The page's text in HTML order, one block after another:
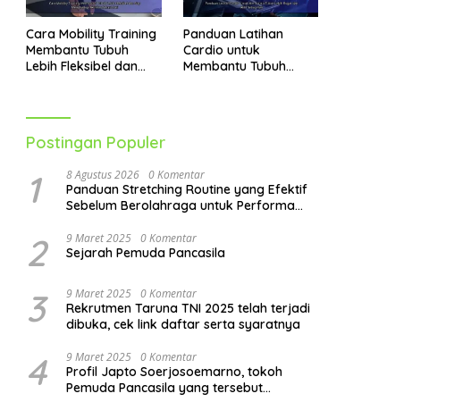
Cara Mobility Training
Membantu Tubuh
Lebih Fleksibel dan
Panduan Latihan
Cardio untuk
Membantu Tubuh
Postingan Populer
1 8 Agustus 2026 0 Komentar
Panduan Stretching Routine yang Efektif
Sebelum Berolahraga untuk Performa
2 9 Maret 2025 0 Komentar
Sejarah Pemuda Pancasila
3 9 Maret 2025 0 Komentar
Rekrutmen Taruna TNI 2025 telah terjadi
dibuka, cek link daftar serta syaratnya
4 9 Maret 2025 0 Komentar
Profil Japto Soerjosoemarno, tokoh
Pemuda Pancasila yang tersebut